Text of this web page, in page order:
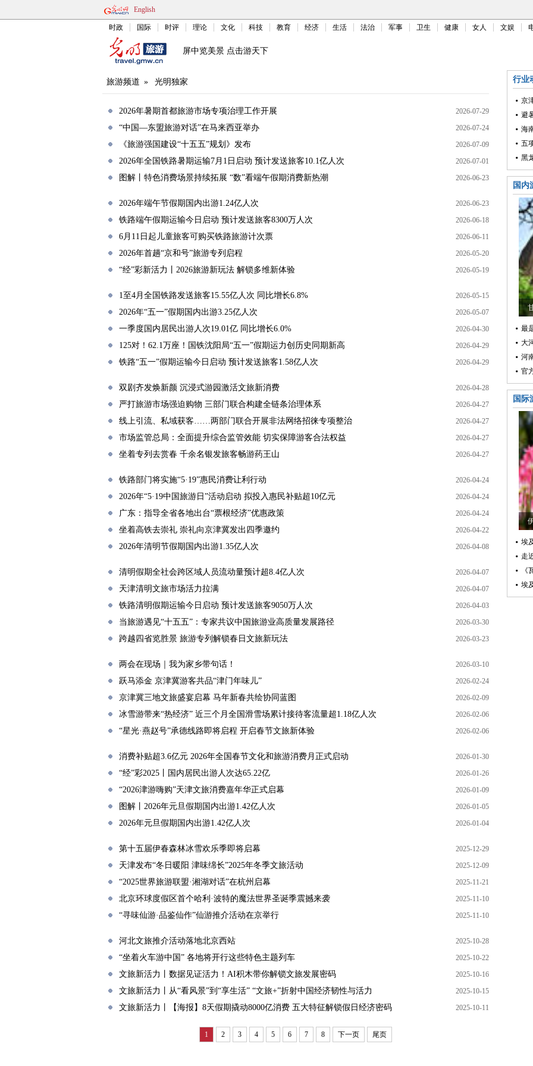
English
时政 国际 时评 理论 文化 科技 教育 经济 生活 法治 军事 卫生 健康 女人 文娱
屏中览美景 点击游天下
旅游频道 » 光明独家
2026年暑期首都旅游市场专项治理工作开展 2026-07-29
“中国—东盟旅游对话”在马来西亚举办 2026-07-24
《旅游强国建设“十五五”规划》发布 2026-07-09
2026年全国铁路暑期运输7月1日启动 预计发送旅客10.1亿人次 2026-07-01
图解丨特色消费场景持续拓展 “数”看端午假期消费新热潮 2026-06-23
2026年端午节假期国内出游1.24亿人次 2026-06-23
铁路端午假期运输今日启动 预计发送旅客8300万人次 2026-06-18
6月11日起儿童旅客可购买铁路旅游计次票 2026-06-11
2026年首趟“京和号”旅游专列启程 2026-05-20
“经”彩新活力丨2026旅游新玩法 解锁多维新体验 2026-05-19
1至4月全国铁路发送旅客15.55亿人次 同比增长6.8% 2026-05-15
2026年“五一”假期国内出游3.25亿人次 2026-05-07
一季度国内居民出游人次19.01亿 同比增长6.0% 2026-04-30
125对！62.1万座！国铁沈阳局“五一”假期运力创历史同期新高 2026-04-29
铁路“五一”假期运输今日启动 预计发送旅客1.58亿人次 2026-04-29
双剧齐发焕新颜 沉浸式游园激活文旅新消费 2026-04-28
严打旅游市场强迫购物 三部门联合构建全链条治理体系 2026-04-27
线上引流、私域获客……两部门联合开展非法网络招徕专项整治 2026-04-27
市场监管总局：全面提升综合监管效能 切实保障游客合法权益 2026-04-27
坐着专列去赏春 千余名银发旅客畅游药王山 2026-04-27
铁路部门将实施“5·19”惠民消费让利行动 2026-04-24
2026年“5·19中国旅游日”活动启动 拟投入惠民补贴超10亿元 2026-04-24
广东：指导全省各地出台“票根经济”优惠政策 2026-04-24
坐着高铁去崇礼 崇礼向京津冀发出四季邀约 2026-04-22
2026年清明节假期国内出游1.35亿人次 2026-04-08
清明假期全社会跨区域人员流动量预计超8.4亿人次 2026-04-07
天津清明文旅市场活力拉满 2026-04-07
铁路清明假期运输今日启动 预计发送旅客9050万人次 2026-04-03
当旅游遇见“十五五”：专家共议中国旅游业高质量发展路径 2026-03-30
跨越四省览胜景 旅游专列解锁春日文旅新玩法 2026-03-23
两会在现场｜我为家乡带句话！ 2026-03-10
跃马添金 京津冀游客共品“津门年味儿” 2026-02-24
京津冀三地文旅盛宴启幕 马年新春共绘协同蓝图 2026-02-09
冰雪游带来“热经济” 近三个月全国滑雪场累计接待客流量超1.18亿人次 2026-02-06
“星光·燕赵号”承德线路即将启程 开启春节文旅新体验 2026-02-06
消费补贴超3.6亿元 2026年全国春节文化和旅游消费月正式启动 2026-01-30
“经”彩2025丨国内居民出游人次达65.22亿 2026-01-26
“2026津游嗨购”天津文旅消费嘉年华正式启幕 2026-01-09
图解丨2026年元旦假期国内出游1.42亿人次 2026-01-05
2026年元旦假期国内出游1.42亿人次 2026-01-04
第十五届伊春森林冰雪欢乐季即将启幕 2025-12-29
天津发布“冬日暖阳 津味绵长”2025年冬季文旅活动 2025-12-09
“2025世界旅游联盟·湘湖对话”在杭州启幕 2025-11-21
北京环球度假区首个哈利·波特的魔法世界圣诞季震撼来袭 2025-11-10
“寻味仙游·品鉴仙作”仙游推介活动在京举行 2025-11-10
河北文旅推介活动落地北京西站 2025-10-28
“坐着火车游中国” 各地将开行这些特色主题列车 2025-10-22
文旅新活力丨数据见证活力！AI积木带你解锁文旅发展密码 2025-10-16
文旅新活力丨从“看风景”到“享生活” “文旅+”折射中国经济韧性与活力 2025-10-15
文旅新活力丨【海报】8天假期撬动8000亿消费 五大特征解锁假日经济密码 2025-10-11
1 2 3 4 5 6 7 8 下一页 尾页
行业
京
避
海
五
黑
国内
最
大
河
官
国际
埃
走
埃